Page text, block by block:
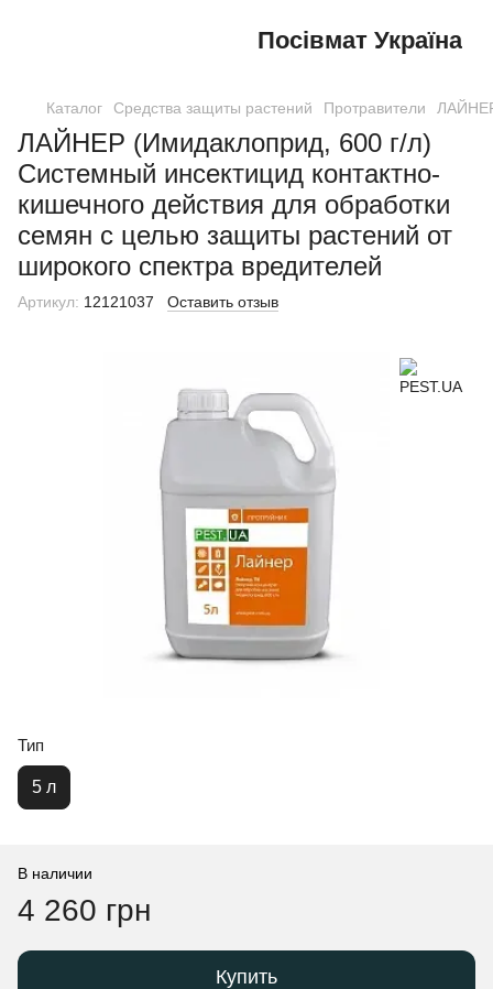
Посівмат Україна
Каталог Средства защиты растений Протравители
ЛАЙНЕР (Имидаклоприд, 600 г/л)
Системный инсектицид контактно-
кишечного действия для обработки
семян с целью защиты растений от
широкого спектра вредителей
Артикул: 12121037 Оставить отзыв
Тип
5 л
В наличии
4 260 грн
Купить